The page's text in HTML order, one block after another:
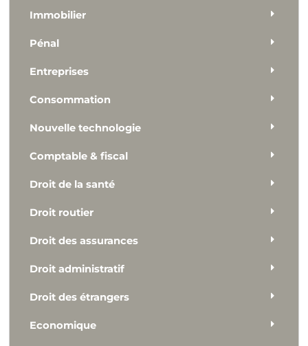
Immobilier
Pénal
Entreprises
Consommation
Nouvelle technologie
Comptable & fiscal
Droit de la santé
Droit routier
Droit des assurances
Droit administratif
Droit des étrangers
Economique